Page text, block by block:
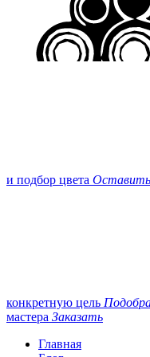
и подбор цвета Оставить
конкретную цель
мастера Заказать
Главная